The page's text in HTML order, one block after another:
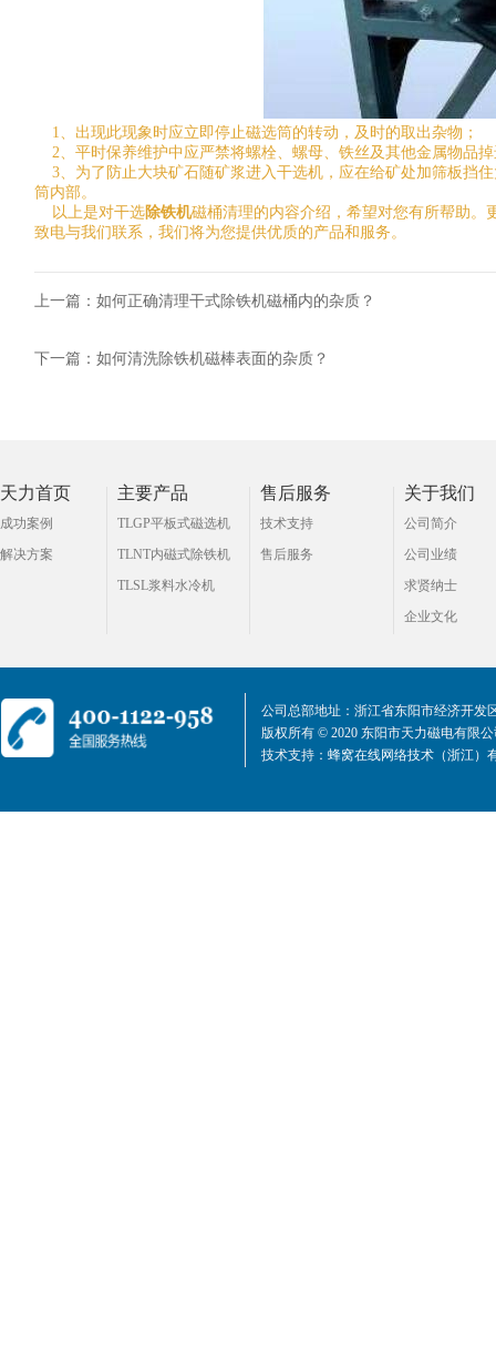
1、出现此现象时应立即停止磁选筒的转动，及时的取出杂物；
2、平时保养维护中应严禁将螺栓、螺母、铁丝及其他金属物品
3、为了防止大块矿石随矿浆进入干选机，应在给矿处加筛板挡
筒内部。
以上是对干选除铁机磁桶清理的内容介绍，希望对您有所帮助。
致电与我们联系，我们将为您提供优质的产品和服务。
上一篇： 如何正确清理干式除铁机磁桶内的杂质？
下一篇： 如何清洗除铁机磁棒表面的杂质？
天力首页
成功案例
解决方案
主要产品
TLGP平板式磁选机
TLNT内磁式除铁机
TLSL浆料水冷机
售后服务
技术支持
售后服务
关于我们
公司简介
公司业绩
求贤纳士
企业文化
公司总部地址：浙江省东阳市经济开发
版权所有 © 2020 东阳市天力磁电有限
技术支持： 蜂窝在线网络技术（浙江）